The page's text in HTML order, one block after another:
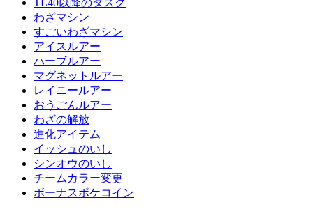
TL40以降のタスク
わざマシン
すごいわざマシン
アイスルアー
ハーブルアー
マグネットルアー
レイニールアー
おうごんルアー
わざの解放
進化アイテム
イッシュのいし
シンオウのいし
チームカラー変更
ボーナスポケコイン